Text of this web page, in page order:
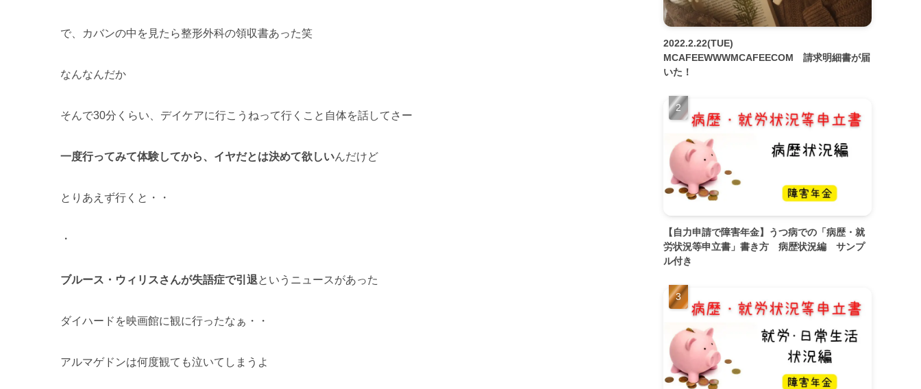
で、カバンの中を見たら整形外科の領収書あった笑
なんなんだか
そんで30分くらい、デイケアに行こうねって行くこと自体を話してさー
一度行ってみて体験してから、イヤだとは決めて欲しいんだけど
とりあえず行くと・・
・
ブルース・ウィリスさんが失語症で引退というニュースがあった
ダイハード を映画館に観に行ったなぁ・・
アルマゲドンは何度観ても泣いてしまうよ
2022.2.22(TUE)
MCAFEEWWWMCAFEECOM 請求明細書が届
いた！
【自力申請で障害年金】うつ病での「病歴・就
労状況等申立書」書き方 病歴状況編 サンプ
ル付き